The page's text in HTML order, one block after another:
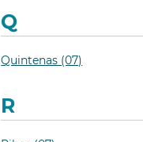
Q
Quintenas (07)
R